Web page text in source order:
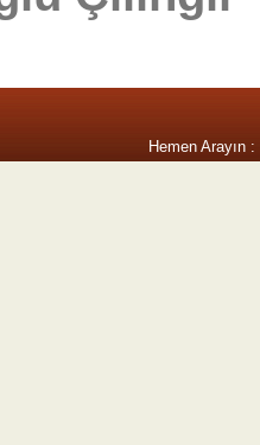
Hemen Arayın :